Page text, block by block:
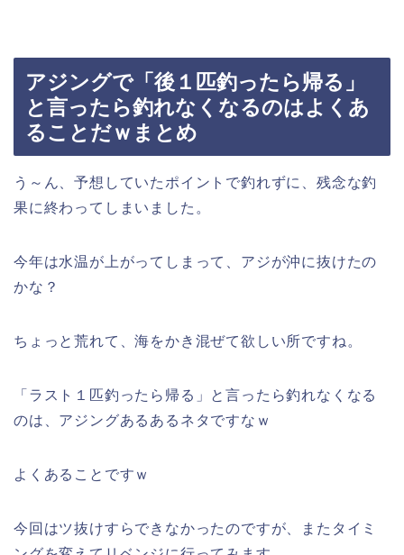
アジングで「後１匹釣ったら帰る」
と言ったら釣れなくなるのはよくあ
ることだｗまとめ
う～ん、予想していたポイントで釣れずに、残念な釣
果に終わってしまいました。
今年は水温が上がってしまって、アジが沖に抜けたの
かな？
ちょっと荒れて、海をかき混ぜて欲しい所ですね。
「ラスト１匹釣ったら帰る」と言ったら釣れなくなる
のは、アジングあるあるネタですなｗ
よくあることですｗ
今回はツ抜けすらできなかったのですが、またタイミ